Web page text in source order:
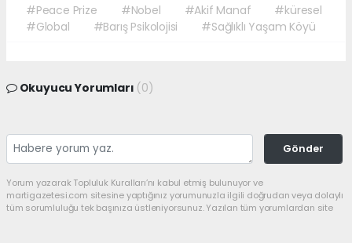
#Peace Prize
#Nobel #Akif Manaf
#küresel
#Global
#Barış Psikolojisi #Sağlıklı Yaşam Köyü
Okuyucu Yorumları (0)
Gönder
Yorum yazarak Topluluk Kuralları’nı kabul etmiş bulunuyor ve
martigazetesi.com sitesine yaptığınız yorumunuzla ilgili doğrudan veya dolaylı
tüm sorumluluğu tek başınıza üstleniyorsunuz. Yazılan tüm yorumlardan site